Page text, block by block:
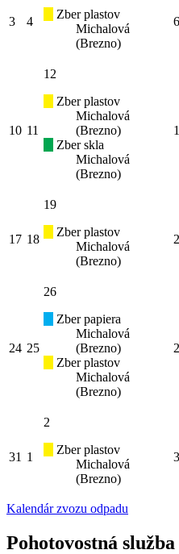
3 4
Zber plastov
Michalová
(Brezno)
6
10 11
12
Zber plastov
Michalová
(Brezno)
Zber skla
Michalová
(Brezno)
17 18
19
Zber plastov
Michalová
(Brezno)
24 25
26
Zber papiera
Michalová
(Brezno)
Zber plastov
Michalová
(Brezno)
31 1
2
Zber plastov
Michalová
(Brezno)
3
Kalendár zvozu odpadu
Pohotovostná